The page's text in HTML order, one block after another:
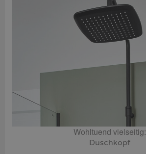
Wohltuend vielseitig:
Duschkopf